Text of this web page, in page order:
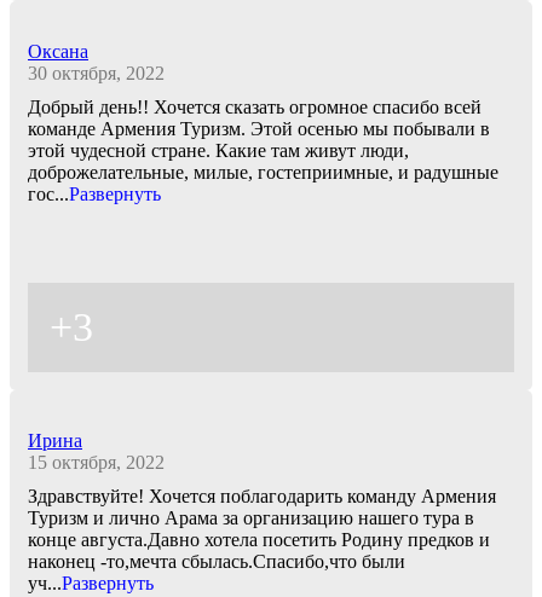
Оксана
30 октября, 2022
Добрый день!! Хочется сказать огромное спасибо всей
команде Армения Туризм. Этой осенью мы побывали в
этой чудесной стране. Какие там живут люди,
доброжелательные, милые, гостеприимные, и радушные
гос...Развернуть
+3
Ирина
15 октября, 2022
Здравствуйте! Хочется поблагодарить команду Армения
Туризм и лично Арама за организацию нашего тура в
конце августа.Давно хотела посетить Родину предков и
наконец -то,мечта сбылась.Спасибо,что были
уч...Развернуть